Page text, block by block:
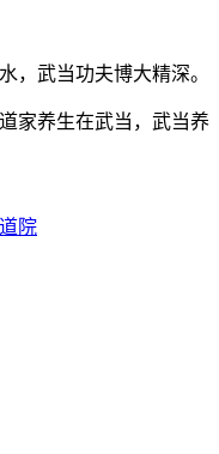
，武当功夫博大精深。
家养生在武当，武当养